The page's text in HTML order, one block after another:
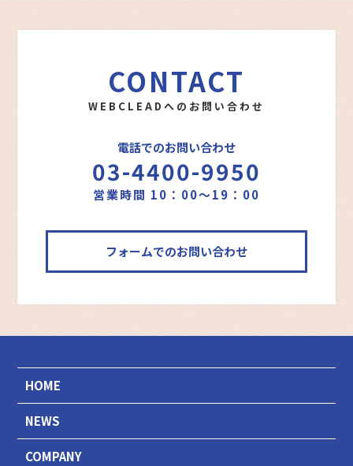
CONTACT
WEBCLEADへのお問い合わせ
電話でのお問い合わせ
03-4400-9950
営業時間 10：00～19：00
フォームでのお問い合わせ
HOME
NEWS
COMPANY